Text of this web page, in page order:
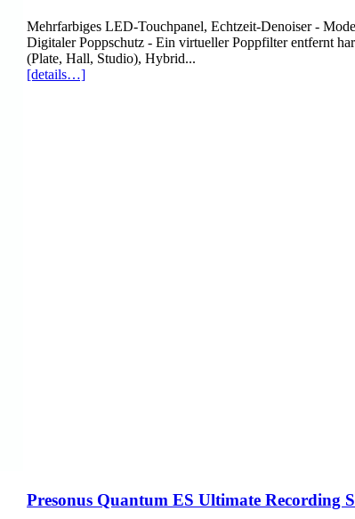
Mehrfarbiges LED-Touchpanel, Echtzeit-Denoiser -
Digitaler Poppschutz - Ein virtueller Poppfilter entfernt
(Plate, Hall, Studio), Hybrid...
[details…]
Presonus Quantum ES Ultimate Recording